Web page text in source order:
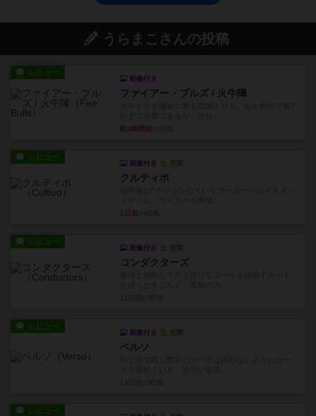
うらまこさんの投稿
レビュー
画像付き
ファイアー・ブルズ / 火牛陣
約3時間前
レビュー
画像付き 充実
クルティボ
1日前
レビュー
画像付き 充実
コンダクターズ
レビュー
画像付き 充実
ベルソ
レビュー